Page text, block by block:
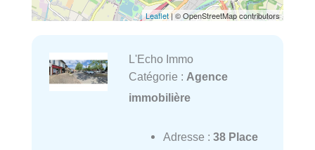
Leaflet| © OpenStreetMap contributors
L'Echo Immo
Catégorie : Agence
immobilière
Adresse : 38 Place